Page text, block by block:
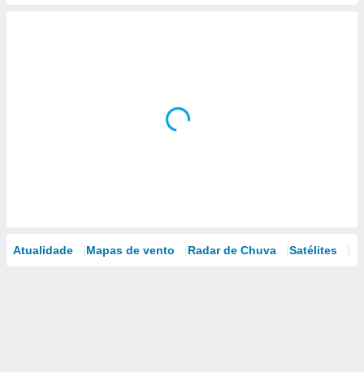
Atualidade Mapas de vento Radar de Chuva Satélites